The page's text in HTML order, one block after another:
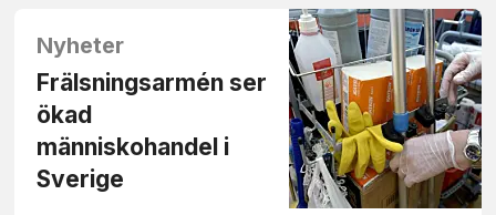
Nyheter
Frälsningsarmén ser
ökad
människohandel i
Sverige